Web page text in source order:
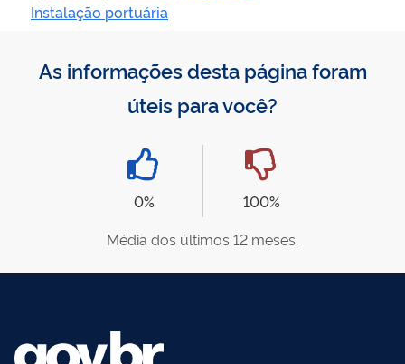
Instalação portuária
As informações desta página foram
úteis para você?
0%
100%
Média dos últimos 12 meses.